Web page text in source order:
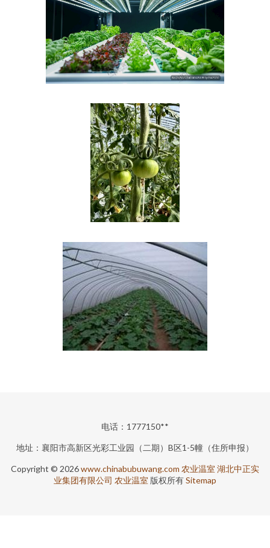
电话：1777150**
地址：襄阳市高新区光彩工业园（二期）B区1-5幢（住所申报）
Copyright © 2026www.chinabubuwang.com 农业温室 湖北中正实
业集团有限公司 农业温室 版权所有Sitemap